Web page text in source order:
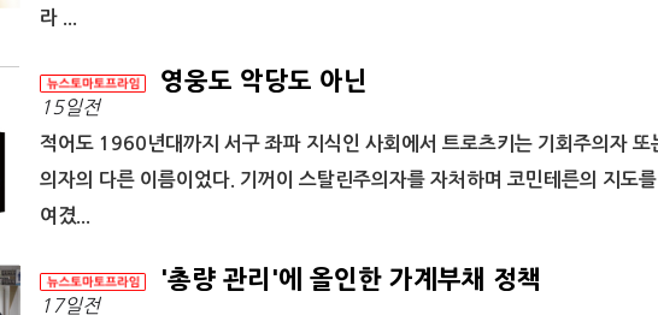
라 ...
영웅도 악당도 아닌
15일전
적어도 1960년대까지 서구 좌파 지식인 사회에서 트로츠키는 기회주의자 또
의자의 다른 이름이었다. 기꺼이 스탈린주의자를 자처하며 코민테른의 지도를
여겼...
'총량 관리'에 올인한 가계부채 정책
17일전